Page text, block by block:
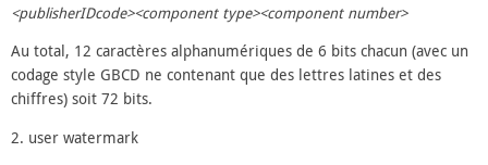
<publisherIDcode><component type><component number>
Au total, 12 caractères alphanumériques de 6 bits chacun (avec un
codage style GBCD ne contenant que des lettres latines et des
chiffres) soit 72 bits.
2. user watermark